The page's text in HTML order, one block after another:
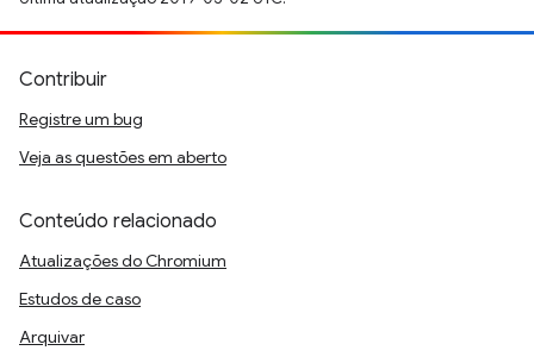
Contribuir
Registre um bug
Veja as questões em aberto
Conteúdo relacionado
Atualizações do Chromium
Estudos de caso
Arquivar